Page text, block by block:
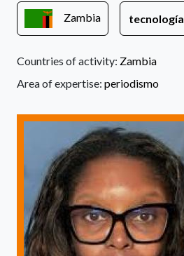
Zambia tecnología
Countries of activity: Zambia
Area of expertise: periodismo